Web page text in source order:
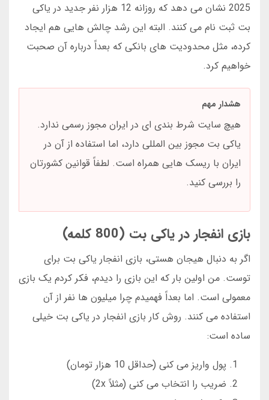
2025 نشان می دهد که روزانه 12 هزار نفر جدید در یاکی
بت ثبت نام می کنند. البته این رشد چالش هایی هم ایجاد
کرده، مثل محدودیت های بانکی که بعداً درباره آن صحبت
خواهیم کرد.
هشدار مهم
هیچ سایت شرط بندی ای در ایران مجوز رسمی ندارد.
یاکی بت مجوز بین المللی دارد، اما استفاده از آن در
ایران با ریسک هایی همراه است. لطفاً قوانین کشورتان
را بررسی کنید.
بازی انفجار در یاکی بت (800 کلمه)
اگر به دنبال هیجان هستی، بازی انفجار یاکی بت برای
توست. من اولین بار که این بازی را دیدم، فکر کردم یک بازی
معمولی است. اما بعداً فهمیدم چرا میلیون ها نفر از آن
استفاده می کنند. روش کار بازی انفجار در یاکی بت خیلی
ساده است:
پول واریز می کنی (حداقل 10 هزار تومان)
ضریب را انتخاب می کنی (مثلاً 2x)